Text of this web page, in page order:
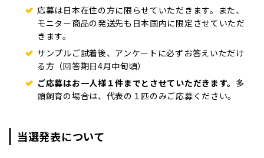
応募は日本在住の方に限らせていただきます。また、
モニター商品の発送先も日本国内に限定させていただ
きます。
サンプルご試着後、アンケートに必ずお答えいただけ
る方（回答期日4月中旬頃）
ご応募はお一人様１件までとさせていただきます。 多
頭飼育の場合は、代表の１匹のみご応募ください。
当選発表について